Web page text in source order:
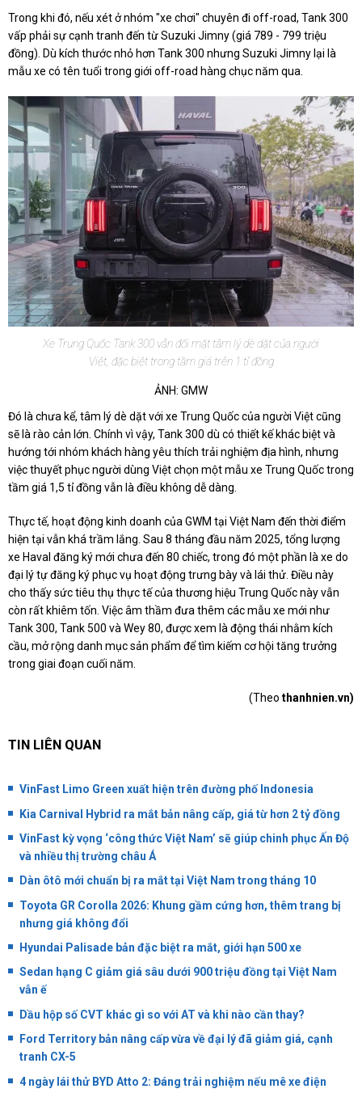
Trong khi đó, nếu xét ở nhóm "xe chơi" chuyên đi off-road, Tank 300
vấp phải sự cạnh tranh đến từ Suzuki Jimny (giá 789 - 799 triệu
đồng). Dù kích thước nhỏ hơn Tank 300 nhưng Suzuki Jimny lại là
mẫu xe có tên tuổi trong giới off-road hàng chục năm qua.
Xe Trung Quốc Tank 300 vẫn đối mặt tâm lý dè dặt của người
Việt, đặc biệt trong tầm giá trên 1 tỉ đồng
ẢNH: GMW
Đó là chưa kể, tâm lý dè dặt với xe Trung Quốc của người Việt cũng
sẽ là rào cản lớn. Chính vì vậy, Tank 300 dù có thiết kế khác biệt và
hướng tới nhóm khách hàng yêu thích trải nghiệm địa hình, nhưng
việc thuyết phục người dùng Việt chọn một mẫu xe Trung Quốc trong
tầm giá 1,5 tỉ đồng vẫn là điều không dễ dàng.
Thực tế, hoạt động kinh doanh của GWM tại Việt Nam đến thời điểm
hiện tại vẫn khá trầm lắng. Sau 8 tháng đầu năm 2025, tổng lượng
xe Haval đăng ký mới chưa đến 80 chiếc, trong đó một phần là xe do
đại lý tự đăng ký phục vụ hoạt động trưng bày và lái thử. Điều này
cho thấy sức tiêu thụ thực tế của thương hiệu Trung Quốc này vẫn
còn rất khiêm tốn. Việc âm thầm đưa thêm các mẫu xe mới như
Tank 300, Tank 500 và Wey 80, được xem là động thái nhằm kích
cầu, mở rộng danh mục sản phẩm để tìm kiếm cơ hội tăng trưởng
trong giai đoạn cuối năm.
(Theo thanhnien.vn)
TIN LIÊN QUAN
VinFast Limo Green xuất hiện trên đường phố Indonesia
Kia Carnival Hybrid ra mắt bản nâng cấp, giá từ hơn 2 tỷ đồng
VinFast kỳ vọng ‘công thức Việt Nam’ sẽ giúp chinh phục Ấn Độ
và nhiều thị trường châu Á
Dàn ôtô mới chuẩn bị ra mắt tại Việt Nam trong tháng 10
Toyota GR Corolla 2026: Khung gầm cứng hơn, thêm trang bị
nhưng giá không đổi
Hyundai Palisade bản đặc biệt ra mắt, giới hạn 500 xe
Sedan hạng C giảm giá sâu dưới 900 triệu đồng tại Việt Nam
vẫn ế
Dầu hộp số CVT khác gì so với AT và khi nào cần thay?
Ford Territory bản nâng cấp vừa về đại lý đã giảm giá, cạnh
tranh CX-5
4 ngày lái thử BYD Atto 2: Đáng trải nghiệm nếu mê xe điện